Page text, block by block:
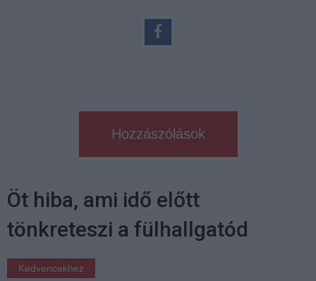
Hozzászólások
Öt hiba, ami idő előtt
tönkreteszi a fülhallgatód
Kedvencekhez